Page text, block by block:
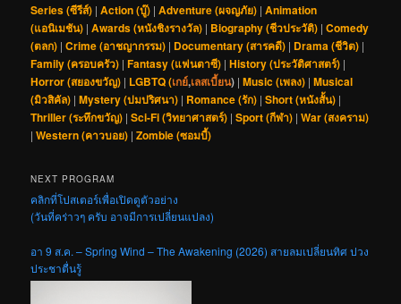
Series (ซีรีส์) |Action (บู๊) |Adventure (ผจญภัย) |Animation
(แอนิเมชัน) |Awards (หนังชิงรางวัล) | Biography (ชีวประวัติ) |Comedy
(ตลก) |Crime (อาชญากรรม) | Documentary (สารคดี) | Drama (ชีวิต) |
Family (ครอบครัว) |Fantasy (แฟนตาซี) |History (ประวัติศาสตร์) |
Horror (สยองขวัญ) | LGBTQ (เกย์,เลสเบี้ยน) |Music (เพลง) |Musical
(มิวสิคัล) |Mystery (ปมปริศนา) | Romance (รัก) |Short (หนังสั้น) |
Thriller (ระทึกขวัญ) |Sci-Fi (วิทยาศาสตร์) |Sport (กีฬา) |War (สงคราม)
|Western (คาวบอย) |Zombie (ซอมบี้)
NEXT PROGRAM
คลิกที่โปสเตอร์เพื่อเปิดดูตัวอย่าง
(วันที่คร่าวๆ ครับ อาจมีการเปลี่ยนแปลง)
อา 9 ส.ค. – Spring Wind – The Awakening (2026) สายลมเปลี่ยนทิศ ปวง
ประชาตื่นรู้